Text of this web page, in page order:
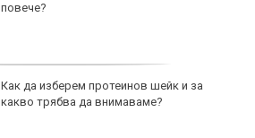
повече?
Как да изберем протеинов шейк и за
какво трябва да внимаваме?